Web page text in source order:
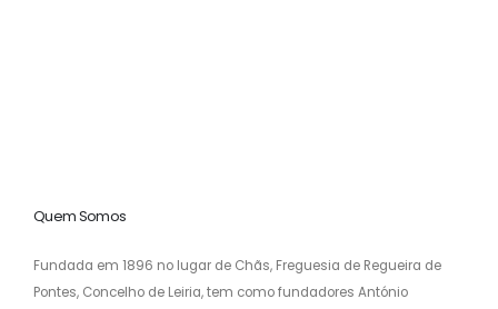
Quem Somos
Fundada em 1896 no lugar de Chãs, Freguesia de Regueira de
Pontes, Concelho de Leiria, tem como fundadores António